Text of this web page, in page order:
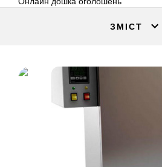
ЗМІСТ